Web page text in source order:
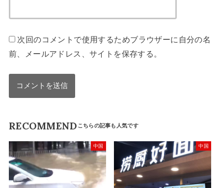
次回のコメントで使用するためブラウザーに自分の名
前、メールアドレス、サイトを保存する。
RECOMMEND
中国 中国